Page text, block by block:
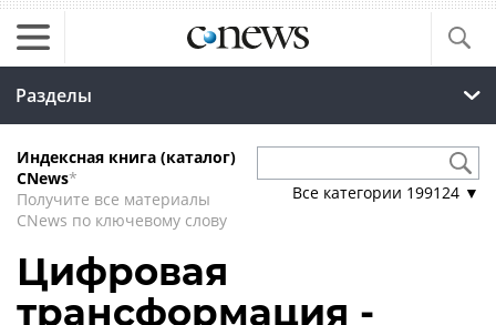
Разделы
Индексная книга (каталог)
CNews*
Получите все материалы
CNews по ключевому слову
Все категории 199124 ▼
Цифровая
трансформация -